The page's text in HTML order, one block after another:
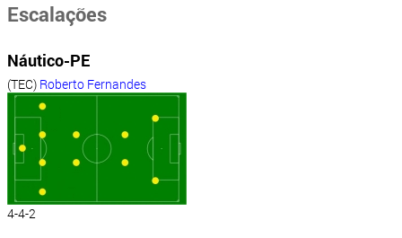
Escalações
Náutico-PE
(TEC) Roberto Fernandes
4-4-2